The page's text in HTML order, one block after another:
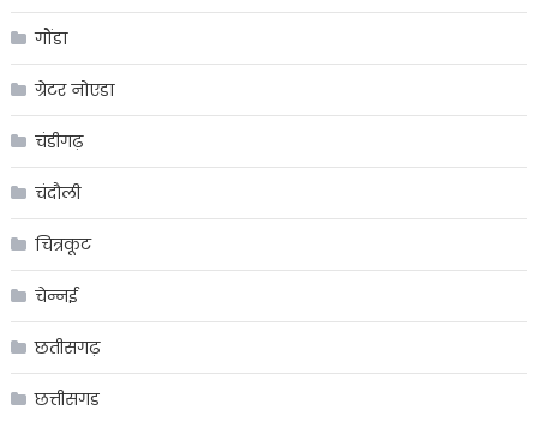
गौंडा
ग्रेटर नोएडा
चंडीगढ़
चंदौली
चित्रकूट
चेन्नई
छतीसगढ़
छत्तीसगड